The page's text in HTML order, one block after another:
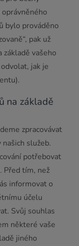
bylo prováděno
pak už
vašeho
jak je
na základě
zpracovávat
služeb.
potřebovat
Před tím, než
informovat o
účelu
Svůj souhlas
některé vaše
jiného